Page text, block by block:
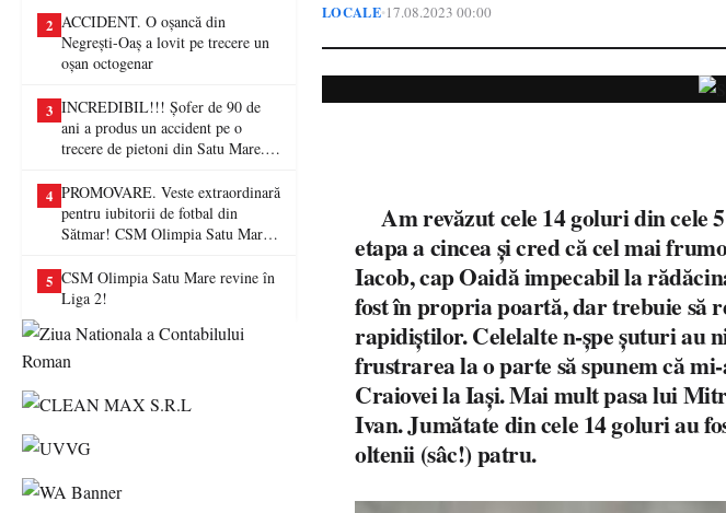
2 ACCIDENT. O oșancă din
Negrești-Oaș a lovit pe trecere un
oșan octogenar
3 INCREDIBIL!!! Șofer de 90 de
ani a produs un accident pe o
trecere de pietoni din Satu Mare. O
4 PROMOVARE. Veste extraordinară
pentru iubitorii de fotbal din
Sătmar! CSM Olimpia Satu Mare
5 CSM Olimpia Satu Mare revine în
Liga 2!
LOCALE•17.08.2023 00:00
Am revăzut cele 14 goluri din cele
etapa a cincea și cred că cel mai
Iacob, cap Oaidă impecabil la
fost în propria poartă, dar trebuie să
rapidiștilor. Celelalte n-șpe șuturi au
frustrarea la o parte să spunem că
Craiovei la Iași. Mai mult pasa lui
Ivan. Jumătate din cele 14 goluri au
oltenii (sâc!) patru.